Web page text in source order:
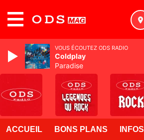
ACCUEIL BONS PLANS INFOS
VOUS ÉCOUTEZ ODS RADIO
Coldplay
Paradise